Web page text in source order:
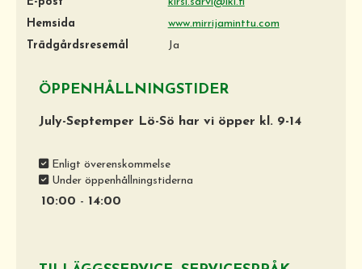
Hemsida
www.mirrijaminttu.com
Trädgårdsresemål
Ja
ÖPPENHÅLLNINGSTIDER
July-Septemper Lö-Sö har vi öpper kl. 9-14
Enligt överenskommelse
Under öppenhållningstiderna
10:00 - 14:00